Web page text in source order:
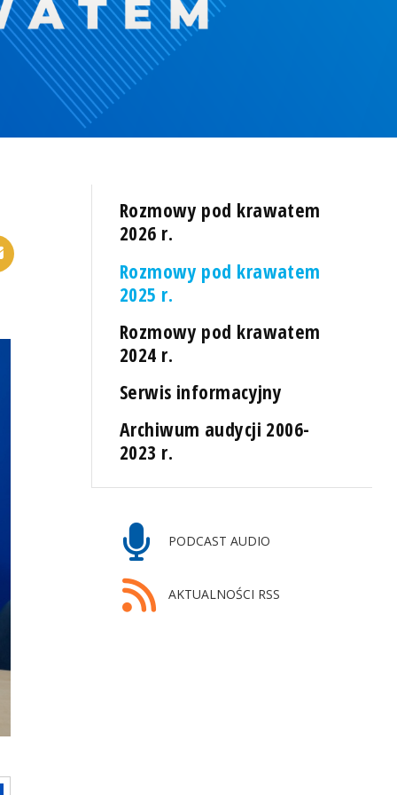
Rozmowy pod krawatem
2026 r.
Rozmowy pod krawatem
2025 r.
Rozmowy pod krawatem
2024 r.
Serwis informacyjny
Archiwum audycji 2006-
2023 r.
PODCAST AUDIO
AKTUALNOŚCI RSS